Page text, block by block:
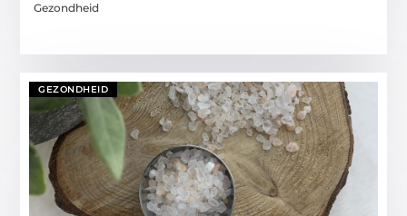
Gezondheid
GEZONDHEID